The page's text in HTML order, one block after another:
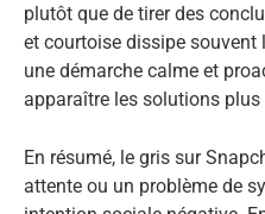
plutôt que de tirer des
et courtoise dissipe souvent
une démarche calme et
apparaître les solutions plus
En résumé, le gris sur
attente ou un problème de